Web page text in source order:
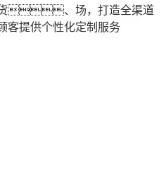
、场，打造全渠道
提供个性化定制服务